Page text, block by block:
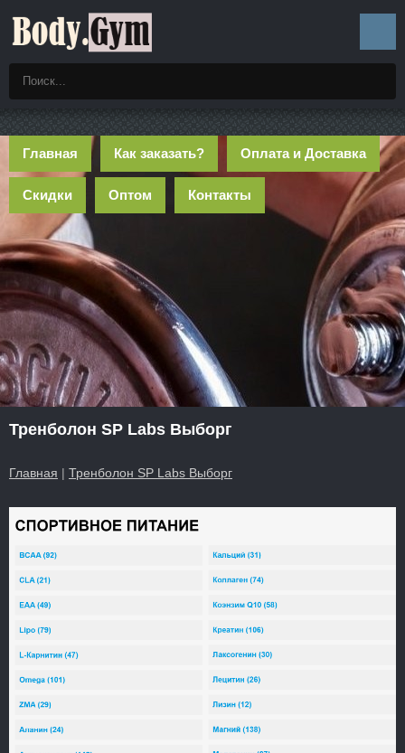
Главная Как заказать? Оплата и Доставка
Скидки Оптом Контакты
Тренболон SP Labs Выборг
Главная | Тренболон SP Labs Выборг